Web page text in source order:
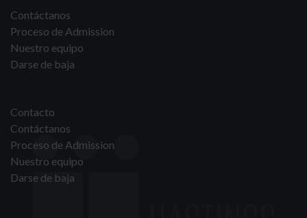
Contáctanos
Proceso de Admission
Nuestro equipo
Darse de baja
Contacto
Contáctanos
Proceso de Admission
Nuestro equipo
Darse de baja